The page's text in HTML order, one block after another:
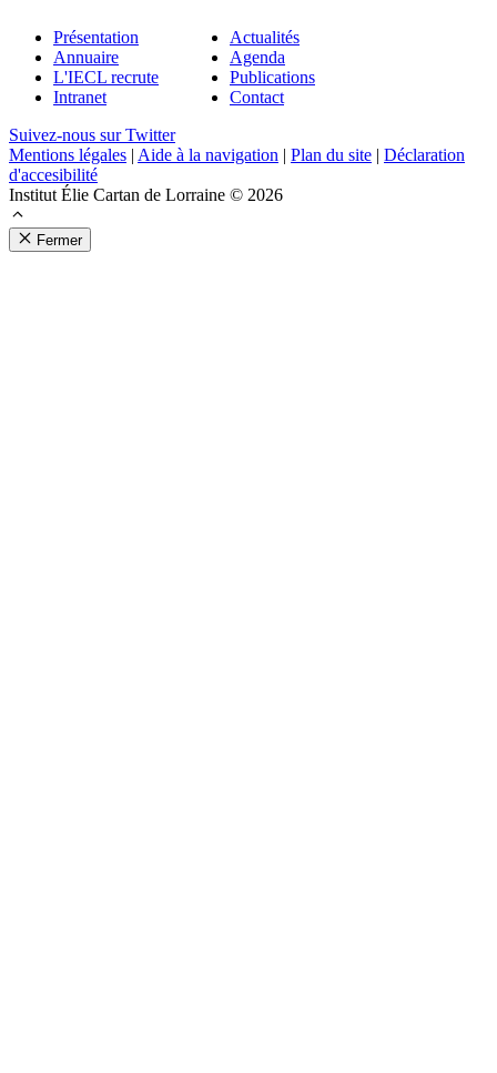
Présentation
Annuaire
L'IECL recrute
Intranet
Actualités
Agenda
Publications
Contact
Suivez-nous sur Twitter
Mentions légales | Aide à la navigation | Plan du site | Déclaration
d'accesibilité
Institut Élie Cartan de Lorraine © 2026
Fermer